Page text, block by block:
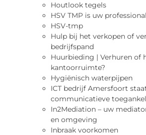
Houtlook tegels
HSV TMP is uw
HSV-tmp
Hulp bij het verkopen of
bedrijfspand
Huurbieding | Verhuren of
kantoorruimte?
Hygiënisch waterpijpen
ICT bedrijf Amersfoort
communicatieve
In2Mediation – uw
en omgeving
Inbraak voorkomen